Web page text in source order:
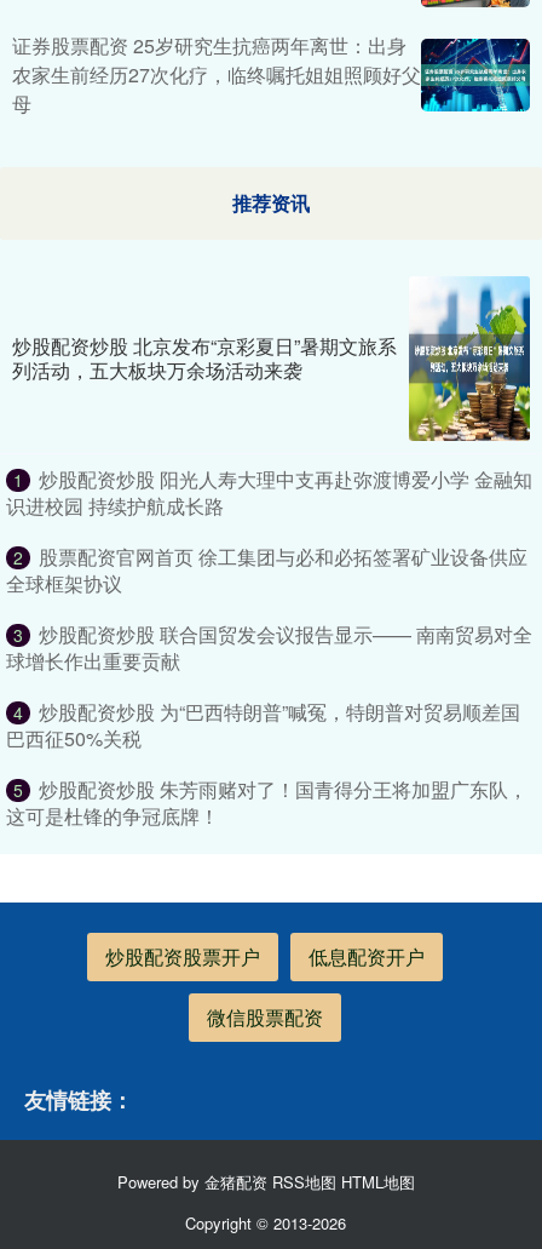
证券股票配资 25岁研究生抗癌两年离世：出身
农家生前经历27次化疗，临终嘱托姐姐照顾好父
母
推荐资讯
炒股配资炒股 北京发布“京彩夏日”暑期文旅系
列活动，五大板块万余场活动来袭
1
炒股配资炒股 阳光人寿大理中支再赴弥渡博爱小学 金融知
识进校园 持续护航成长路
2
股票配资官网首页 徐工集团与必和必拓签署矿业设备供应
全球框架协议
3
炒股配资炒股 联合国贸发会议报告显示—— 南南贸易对全
球增长作出重要贡献
4
炒股配资炒股 为“巴西特朗普”喊冤，特朗普对贸易顺差国
巴西征50%关税
5
炒股配资炒股 朱芳雨赌对了！国青得分王将加盟广东队，
这可是杜锋的争冠底牌！
炒股配资股票开户 低息配资开户
微信股票配资
友情链接：
Powered by 金猪配资 RSS地图 HTML地图
Copyright © 2013-2026